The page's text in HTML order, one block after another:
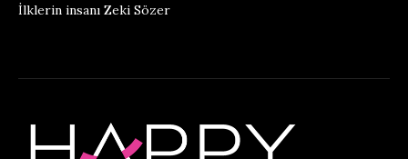
İlklerin insanı Zeki Sözer